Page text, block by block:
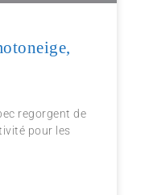
regorgent de
pour les